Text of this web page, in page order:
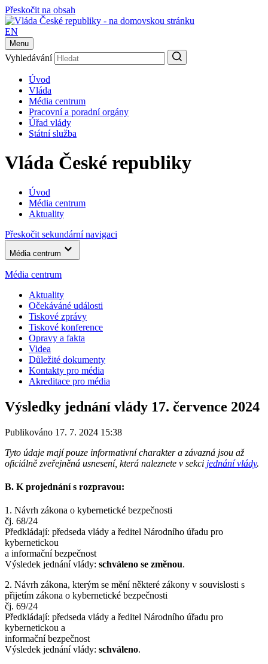
Přeskočit na obsah
EN
Menu
Vyhledávání
Úvod
Vláda
Média centrum
Pracovní a poradní orgány
Úřad vlády
Státní služba
Vláda České republiky
Úvod
Média centrum
Aktuality
Přeskočit sekundární navigaci
Média centrum
Média centrum
Aktuality
Očekáváné události
Tiskové zprávy
Tiskové konference
Opravy a fakta
Videa
Důležité dokumenty
Kontakty pro média
Akreditace pro média
Výsledky jednání vlády 17. července 2024
Publikováno 17. 7. 2024 15:38
Tyto údaje mají pouze informativní charakter a závazná jsou až
oficiálně zveřejněná usnesení, která naleznete v sekci jednání vlády.
B. K projednání s rozpravou:
1. Návrh zákona o kybernetické bezpečnosti
čj. 68/24
Předkládají: předseda vlády a ředitel Národního úřadu pro
kybernetickou
a informační bezpečnost
Výsledek jednání vlády: schváleno se změnou.
2. Návrh zákona, kterým se mění některé zákony v souvislosti s
přijetím zákona o kybernetické bezpečnosti
čj. 69/24
Předkládají: předseda vlády a ředitel Národního úřadu pro
kybernetickou a
informační bezpečnost
Výsledek jednání vlády: schváleno.